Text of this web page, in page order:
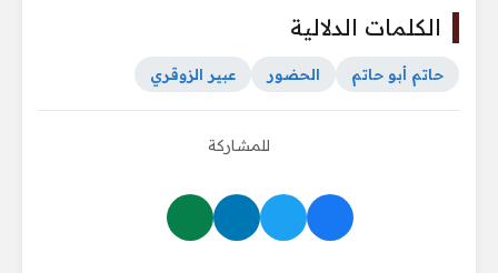
الكلمات الدلالية
حاتم أبو حاتم الحضور عبير الزوقري
للمشاركة